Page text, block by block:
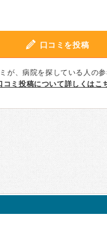
口コミを投稿
が、病院を探している人の参
コミ投稿について詳しくはこ